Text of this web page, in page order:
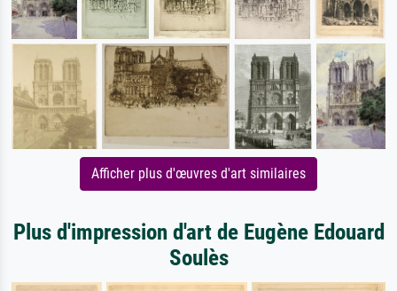
Afficher plus d'œuvres d'art similaires
Plus d'impression d'art de Eugène Edouard
Soulès